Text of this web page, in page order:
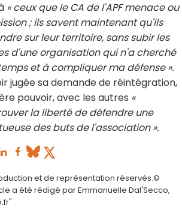
« ceux que le CA de l'APF menace ou
; ils savent maintenant qu'ils
sur leur territoire, sans subir les
d'une organisation qui n'a cherché
et à compliquer ma défense ».
jugée sa demande de réintégration,
pouvoir, avec les autres «
la liberté de défendre une
des buts de l'association ».
et de représentation réservés.©
a été rédigé par Emmanuelle Dal'Secco,